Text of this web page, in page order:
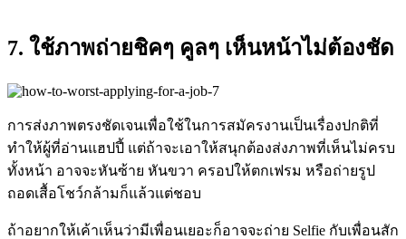
7. ใช้ภาพถ่ายชิคๆ คูลๆ เห็นหน้าไม่ต้องชัด
การส่งภาพตรงชัดเจนเพื่อใช้ในการสมัครงานเป็นเรื่องปกติที่
ทำให้ผู้ที่อ่านแฮปปี้ แต่ถ้าจะเอาให้สนุกต้องส่งภาพที่เห็นไม่ครบ
ทั้งหน้า อาจจะหันซ้าย หันขวา ครอปให้ตกเฟรม หรือถ่ายรูป
ถอดเสื้อโชว์กล้ามก็แล้วแต่ชอบ
ถ้าอยากให้เค้าเห็นว่ามีเพื่อนเยอะก็อาจจะถ่าย Selfie กับเพื่อนสัก